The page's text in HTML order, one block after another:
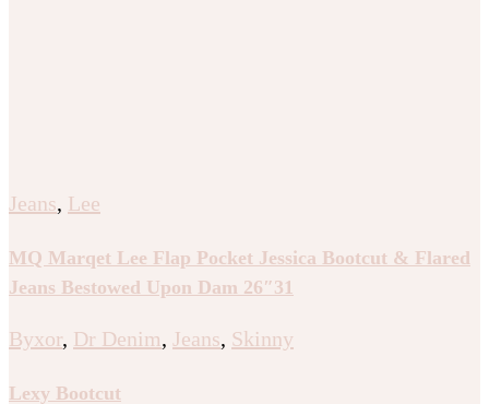
Jeans, Lee
MQ Marqet Lee Flap Pocket Jessica Bootcut & Flared
Jeans Bestowed Upon Dam 26″31
Byxor, Dr Denim, Jeans, Skinny
Lexy Bootcut